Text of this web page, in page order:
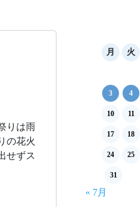
りは雨
の花火
せずス
月 火
3 4
10 11
17 18
24 25
31
« 7月